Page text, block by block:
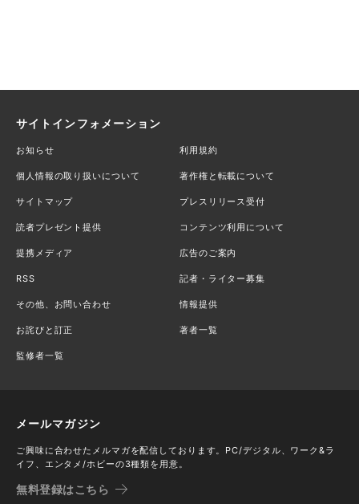
サイトインフォメーション
お知らせ 利用規約
個人情報の取り扱いについて 著作権と転載について
サイトマップ プレスリリース受付
読者プレゼント提供 コンテンツ利用について
提携メディア 広告のご案内
RSS 記者・ライター募集
その他、お問い合わせ 情報提供
お詫びと訂正 著者一覧
監修者一覧
メールマガジン
ご興味に合わせたメルマガを配信しております。PC/デジタル、ワーク&ラ
イフ、エンタメ/ホビーの3種類を用意。
無料登録はこちら